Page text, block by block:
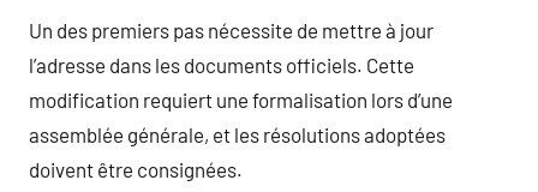
Un des premiers pas nécessite de mettre à jour
l’adresse dans les documents officiels. Cette
modification requiert une formalisation lors d’une
assemblée générale, et les résolutions adoptées
doivent être consignées.